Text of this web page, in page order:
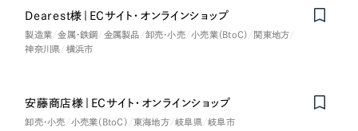
Dearest様｜ECサイト・オンラインショップ
製造業 金属・鉄鋼 金属製品 卸売・小売 小売業（BtoC）
関東地方
神奈川県
横浜市
安藤商店様｜ECサイト・オンラインショップ
卸売・小売 小売業（BtoC） 東海地方 岐阜県 岐阜市